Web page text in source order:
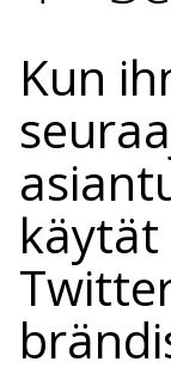
Kun
käytät